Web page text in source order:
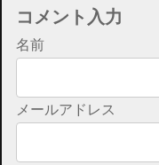
コメント入力
名前
メールアドレス